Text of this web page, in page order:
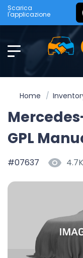
Scarica
l'applicazione
Home
GPL
#07637 4.7K